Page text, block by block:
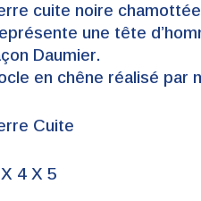
cuite noire
une tête
Daumier.
en chêne réalisé par
Cuite
4 X 5